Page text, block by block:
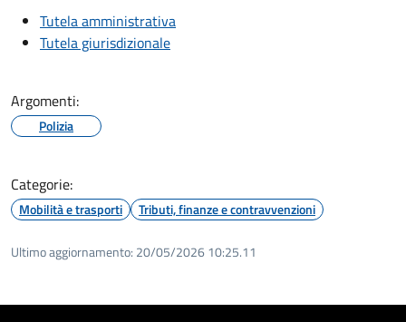
Tutela amministrativa
Tutela giurisdizionale
Argomenti:
Polizia
Categorie:
Mobilità e trasporti Tributi, finanze e contravvenzioni
Ultimo aggiornamento: 20/05/2026 10:25.11